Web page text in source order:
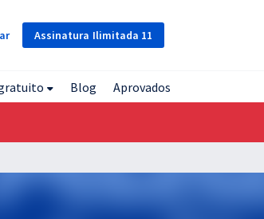
Assinatura Ilimitada 11
Blog Aprovados